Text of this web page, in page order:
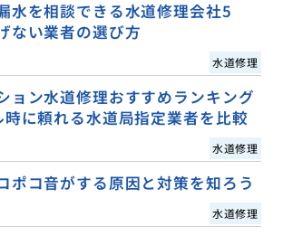
水を相談できる水道修理会社5
ない業者の選び方
水道修理
ョン水道修理おすすめランキング
に頼れる水道局指定業者を比較
水道修理
ポコ音がする原因と対策を知ろう
水道修理